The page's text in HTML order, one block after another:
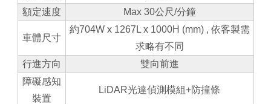
額定速度
Max 30公尺/分鐘
車體尺寸
約704W x 1267L x 1000H (mm) , 依客製需
求略有不同
行進方向
雙向前進
障礙感知
裝置
LiDAR光達偵測模組+防撞條